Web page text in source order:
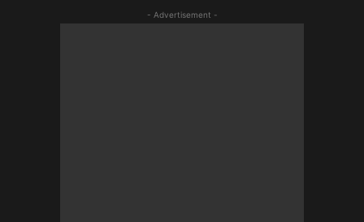
- Advertisement -